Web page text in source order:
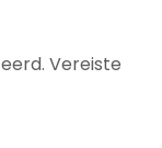
Vereiste